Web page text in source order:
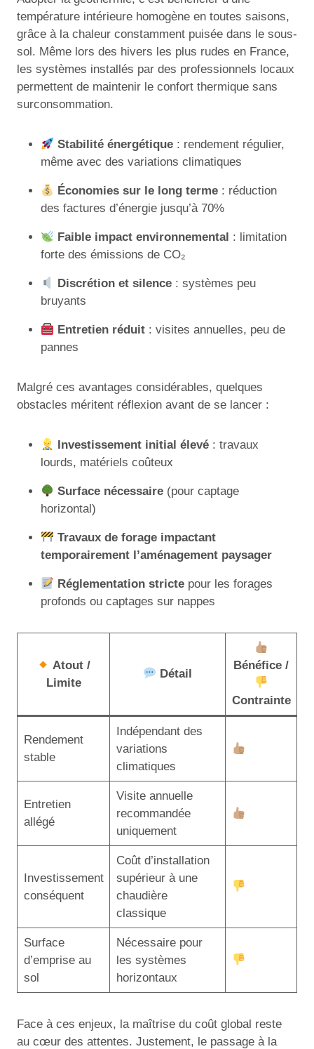
température intérieure homogène en toutes saisons,
grâce à la chaleur constamment puisée dans le sous-
sol. Même lors des hivers les plus rudes en France,
les systèmes installés par des professionnels locaux
permettent de maintenir le confort thermique sans
surconsommation.
Stabilité énergétique : rendement régulier,
même avec des variations climatiques
Économies sur le long terme : réduction
des factures d’énergie jusqu’à 70%
Faible impact environnemental : limitation
forte des émissions de CO₂
Discrétion et silence : systèmes peu
bruyants
Entretien réduit : visites annuelles, peu de
pannes
Malgré ces avantages considérables, quelques
obstacles méritent réflexion avant de se lancer :
Investissement initial élevé : travaux
lourds, matériels coûteux
Surface nécessaire (pour captage
horizontal)
Travaux de forage impactant
temporairement l’aménagement paysager
Réglementation stricte pour les forages
profonds ou captages sur nappes
Atout /
Limite
Détail
Bénéfice /
Contrainte
Rendement
stable
Indépendant des
variations
climatiques
Entretien
allégé
Visite annuelle
recommandée
uniquement
Investissement
conséquent
Coût d’installation
supérieur à une
chaudière
classique
Surface
d’emprise au
sol
Nécessaire pour
les systèmes
horizontaux
Face à ces enjeux, la maîtrise du coût global reste
au cœur des attentes. Justement, le passage à la